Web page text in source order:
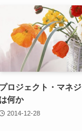
プロジェクト・マネ
は何か
2014-12-28